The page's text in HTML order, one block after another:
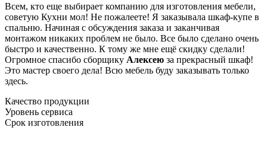
Всем, кто еще выбирает компанию для изготовления мебели,
советую Кухни мол! Не пожалеете! Я заказывала шкаф-купе в
спальню. Начиная с обсуждения заказа и заканчивая
монтажом никаких проблем не было. Все было сделано очень
быстро и качественно. К тому же мне ещё скидку сделали!
Огромное спасибо сборщику Алексею за прекрасный шкаф!
Это мастер своего дела! Всю мебель буду заказывать только
здесь.
Качество продукции
Уровень сервиса
Срок изготовления